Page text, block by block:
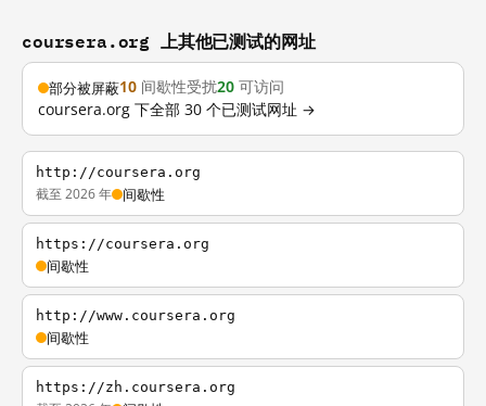
coursera.org 上其他已测试的网址
部分被屏蔽10 间歇性受扰20 可访问
coursera.org 下全部 30 个已测试网址 →
http://coursera.org
截至 2026 年 间歇性
https://coursera.org
间歇性
http://www.coursera.org
间歇性
https://zh.coursera.org